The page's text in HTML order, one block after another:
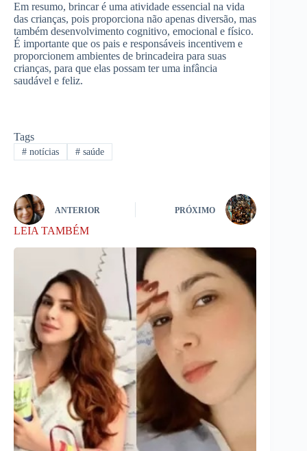
Em resumo, brincar é uma atividade essencial na vida
das crianças, pois proporciona não apenas diversão, mas
também desenvolvimento cognitivo, emocional e físico.
É importante que os pais e responsáveis incentivem e
proporcionem ambientes de brincadeira para suas
crianças, para que elas possam ter uma infância
saudável e feliz.
Tags
#notícias #saúde
ANTERIOR PRÓXIMO
LEIA TAMBÉM